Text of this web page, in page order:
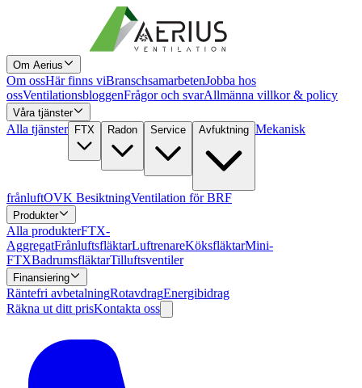
Om Aerius
Om ossHär finns viBranschsamarbetenJobba hos
ossVentilationsbloggenFrågor och svarAllmänna villkor & policy
Våra tjänster
Alla tjänster FTX Radon Service Avfuktning Mekanisk
frånluftOVK BesiktningVentilation för BRF
Produkter
Alla produkterFTX-
AggregatFrånluftsfläktarLuftrenareKöksfläktarMini-
FTXBadrumsfläktarTilluftsventiler
Finansiering
Räntefri avbetalningRotavdragEnergibidrag
Räkna ut ditt prisKontakta oss